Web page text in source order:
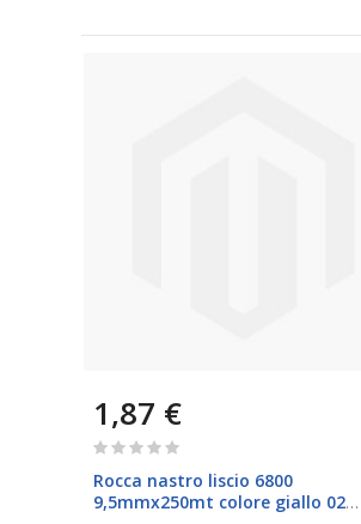
1,87 €
Rating:
Rocca nastro liscio 6800
9,5mmx250mt colore giallo 02